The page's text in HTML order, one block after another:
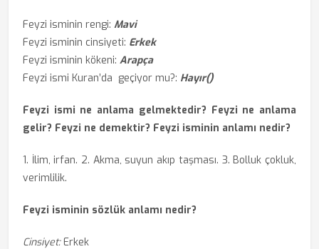
Feyzi isminin rengi: Mavi
Feyzi isminin cinsiyeti: Erkek
Feyzi isminin kökeni: Arapça
Feyzi ismi Kuran’da geçiyor mu?: Hayır()
Feyzi ismi ne anlama gelmektedir? Feyzi ne anlama
gelir? Feyzi ne demektir? Feyzi isminin anlamı nedir?
1. İlim, irfan. 2. Akma, suyun akıp taşması. 3. Bolluk çokluk,
verimlilik.
Feyzi isminin sözlük anlamı nedir?
Cinsiyet:Erkek